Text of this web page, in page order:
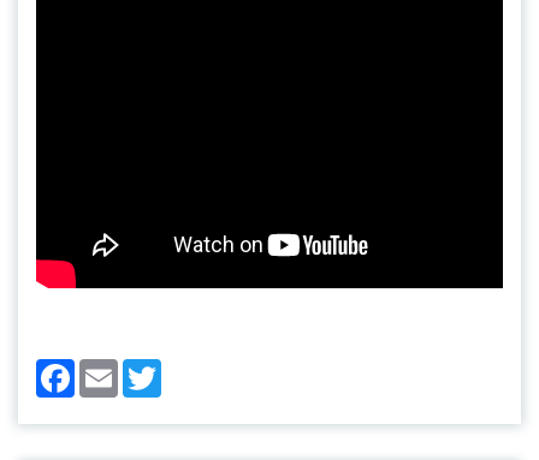
Facebook
Email